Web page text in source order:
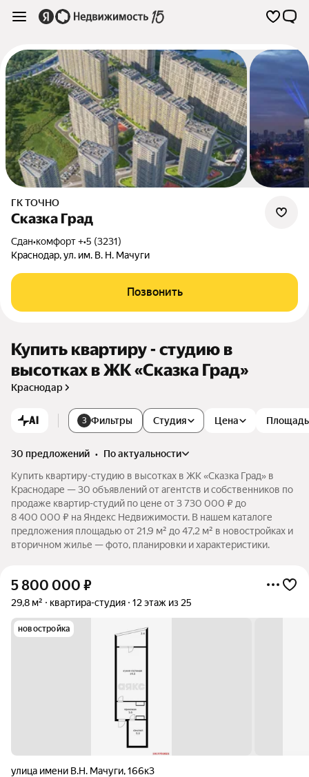
ГК ТОЧНО
Сказка Град
Сдан•комфорт +•5 (3231)
Краснодар,ул. им. В. Н. Мачуги
Позвонить
Купить квартиру - студию в
высотках в ЖК «Сказка Град»
Краснодар
AI 3 Фильтры Студия Цена Площадь
30 предложений •
по актуальности
Купить квартиру-студию в высотках в ЖК «Сказка Град» в
Краснодаре — 30 объявлений от агентств и собственников по
продаже квартир-студий по цене от 3 730 000 ₽ до
8 400 000 ₽ на Яндекс Недвижимости. В нашем каталоге
предложения площадью от 21,9 м² до 47,2 м² в новостройках и
вторичном жилье — фото, планировки и характеристики.
5 800 000 ₽
29,8 м² квартира-студия 12 этаж из 25
новостройка
улица имени В.Н. Мачуги,166к3